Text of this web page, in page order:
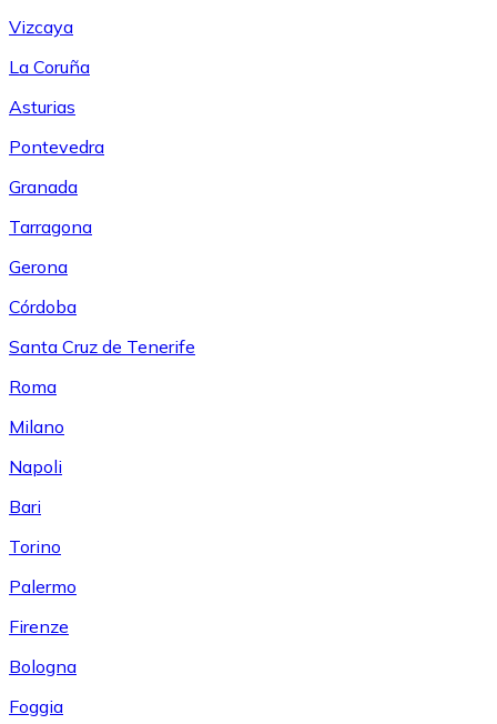
Vizcaya
La Coruña
Asturias
Pontevedra
Granada
Tarragona
Gerona
Córdoba
Santa Cruz de Tenerife
Roma
Milano
Napoli
Bari
Torino
Palermo
Firenze
Bologna
Foggia